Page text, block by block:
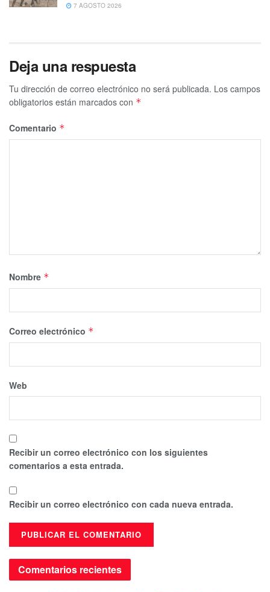
7 AGOSTO 2026
Deja una respuesta
Tu dirección de correo electrónico no será publicada. Los campos
obligatorios están marcados con *
Comentario *
Nombre *
Correo electrónico *
Web
Recibir un correo electrónico con los siguientes
comentarios a esta entrada.
Recibir un correo electrónico con cada nueva entrada.
Comentarios recientes